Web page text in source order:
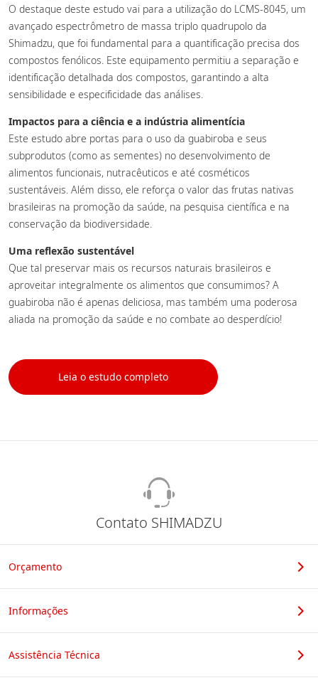
O destaque deste estudo vai para a utilização do LCMS-8045, um
avançado espectrômetro de massa triplo quadrupolo da
Shimadzu, que foi fundamental para a quantificação precisa dos
compostos fenólicos. Este equipamento permitiu a separação e
identificação detalhada dos compostos, garantindo a alta
sensibilidade e especificidade das análises.
Impactos para a ciência e a indústria alimentícia
Este estudo abre portas para o uso da guabiroba e seus
subprodutos (como as sementes) no desenvolvimento de
alimentos funcionais, nutracêuticos e até cosméticos
sustentáveis. Além disso, ele reforça o valor das frutas nativas
brasileiras na promoção da saúde, na pesquisa científica e na
conservação da biodiversidade.
Uma reflexão sustentável
Que tal preservar mais os recursos naturais brasileiros e
aproveitar integralmente os alimentos que consumimos? A
guabiroba não é apenas deliciosa, mas também uma poderosa
aliada na promoção da saúde e no combate ao desperdício!
Leia o estudo completo
Contato SHIMADZU
Orçamento
Informações
Assistência Técnica